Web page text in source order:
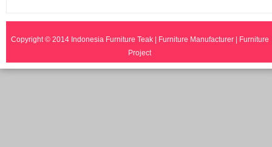
Copyright © 2014 Indonesia Furniture Teak | Furniture Manufacturer | Furniture
Project